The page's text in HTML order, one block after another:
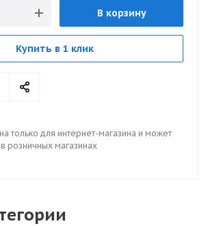
В корзину
Купить в 1 клик
только для интернет-магазина и может
в розничных магазинах